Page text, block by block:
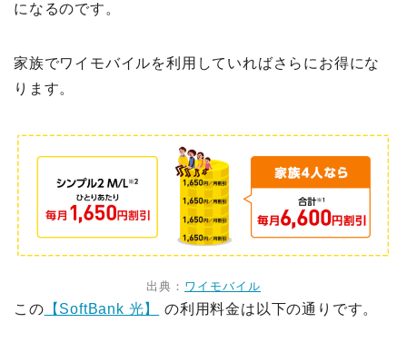
になるのです。
家族でワイモバイルを利用していればさらにお得にな
ります。
出典： ワイモバイル
この 【SoftBank 光】 の利用料金は以下の通りです。